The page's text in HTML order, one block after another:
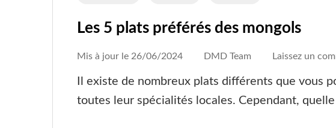
Les 5 plats préférés des mongols
Mis à jour le 26/06/2024 DMD Team Laissez un
Il existe de nombreux plats différents que vous
toutes leur spécialités locales. Cependant,